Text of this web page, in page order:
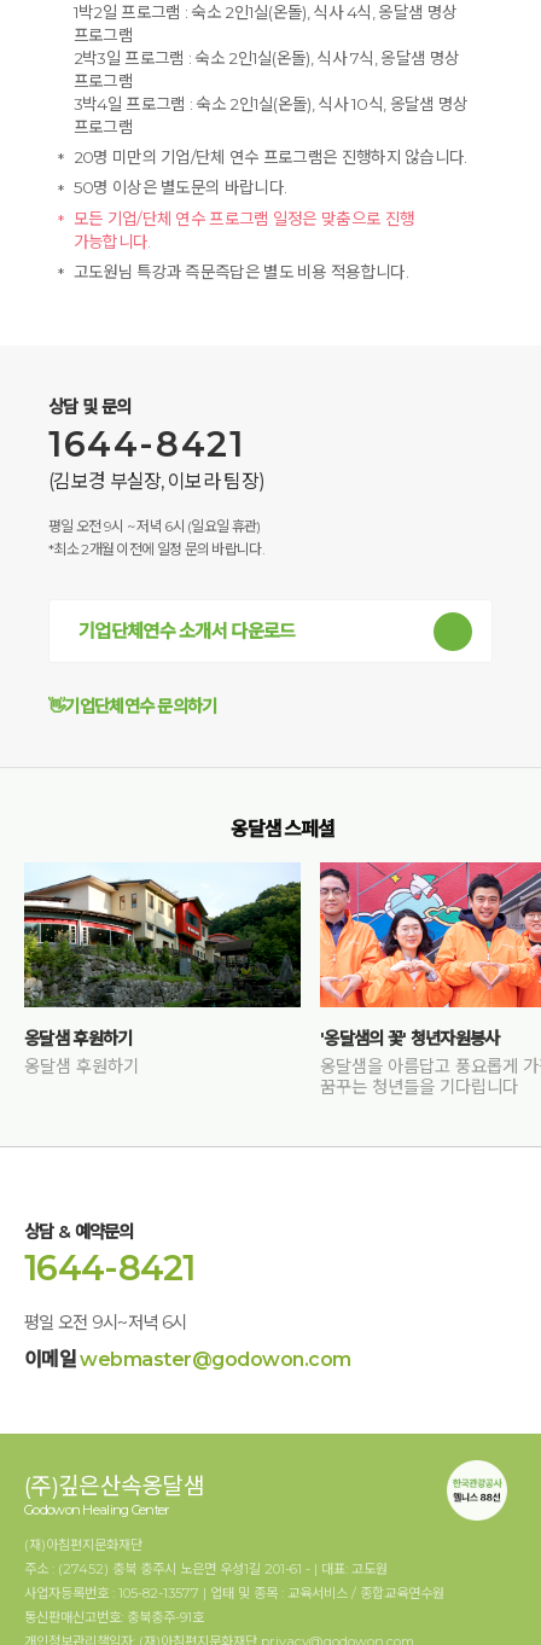
1박2일 프로그램 : 숙소 2인1실(온돌), 식사 4식, 옹달샘 명상
프로그램
2박3일 프로그램 : 숙소 2인1실(온돌), 식사 7식, 옹달샘 명상
프로그램
3박4일 프로그램 : 숙소 2인1실(온돌), 식사 10식, 옹달샘 명상
프로그램
20명 미만의 기업/단체 연수 프로그램은 진행하지 않습니다.
50명 이상은 별도문의 바랍니다.
모든 기업/단체 연수 프로그램 일정은 맞춤으로 진행
가능합니다.
고도원님 특강과 즉문즉답은 별도 비용 적용합니다.
상담 및 문의
1644-8421
(김보경 부실장, 이보라 팀장)
평일 오전 9시 ~ 저녁 6시 (일요일 휴관)
*최소 2개월 이전에 일정 문의 바랍니다.
기업단체연수 소개서 다운로드
👋기업단체연수 문의하기
옹달샘 스페셜
옹달샘 후원하기
옹달샘 후원하기
'옹달샘의 꽃' 청년자원봉사
옹달샘을 아름답고 풍요롭게
꿈꾸는 청년들을 기다립니다
상담 & 예약문의
1644-8421
평일 오전 9시~저녁 6시
이메일webmaster@godowon.com
(주)깊은산속옹달샘
Godowon Healing Center
(재)아침편지문화재단
주소 : (27452) 충북 충주시 노은면 우성1길 201-61 - | 대표: 고도원
사업자등록번호 : 105-82-13577 | 업태 및 종목 : 교육서비스 / 종합교육연수원
통신판매신고번호: 충북충주-91호